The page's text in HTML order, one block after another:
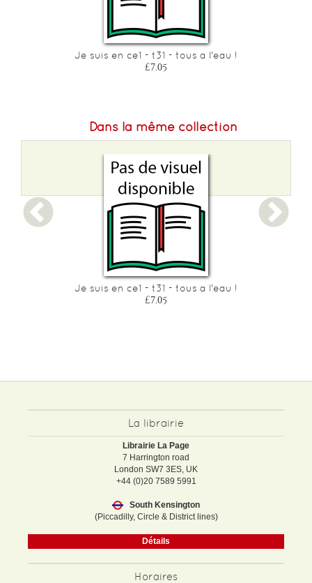
Je suis en ce1 - t31 - tous a l'eau !
£7.05
Dans la même collection
Je suis en ce1 - t31 - tous a l'eau !
£7.05
La librairie
Librairie La Page
7 Harrington road
London SW7 3ES, UK
+44 (0)20 7589 5991
South Kensington
(Piccadilly, Circle & District lines)
Détails
Horaires